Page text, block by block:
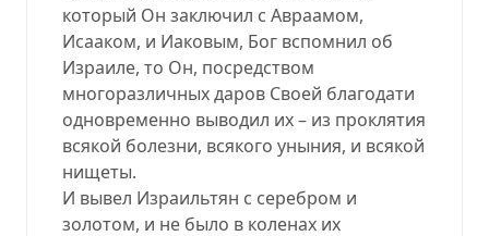
который Он заключил с Авраамом,
Исааком, и Иаковым, Бог вспомнил об
Израиле, то Он, посредством
многоразличных даров Своей благодати
одновременно выводил их – из проклятия
всякой болезни, всякого уныния, и всякой
нищеты.
И вывел Израильтян с серебром и
золотом, и не было в коленах их